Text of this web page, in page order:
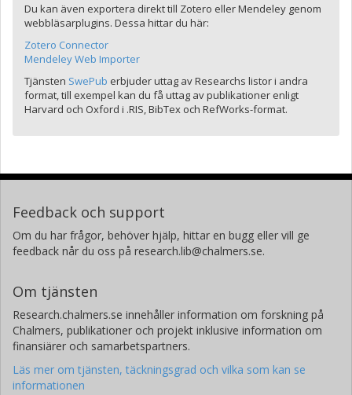
Du kan även exportera direkt till Zotero eller Mendeley genom
webbläsarplugins. Dessa hittar du här:
Zotero Connector
Mendeley Web Importer
Tjänsten SwePub erbjuder uttag av Researchs listor i andra
format, till exempel kan du få uttag av publikationer enligt
Harvard och Oxford i .RIS, BibTex och RefWorks-format.
Feedback och support
Om du har frågor, behöver hjälp, hittar en bugg eller vill ge
feedback når du oss på research.lib@chalmers.se.
Om tjänsten
Research.chalmers.se innehåller information om forskning på
Chalmers, publikationer och projekt inklusive information om
finansiärer och samarbetspartners.
Läs mer om tjänsten, täckningsgrad och vilka som kan se
informationen